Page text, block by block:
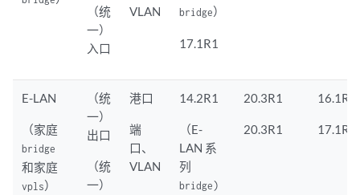
（统
一）
入口
VLAN
bridge）
17.1R1
E-LAN
（家庭
bridge
和家庭
vpls）
（统
一）
出口
（统
一）
港口
端
口、
VLAN
14.2R1
（E-
LAN 系
列
bridge)
20.3R1
20.3R1
16.1R1
17.1R1